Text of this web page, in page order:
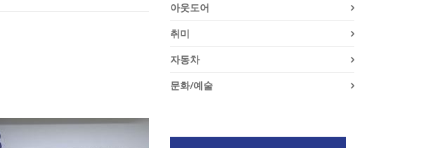
아웃도어
취미
자동차
문화/예술